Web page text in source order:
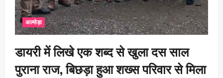
अल्मोड़ा
डायरी में लिखे एक शब्द से खुला दस साल
पुराना राज, बिछड़ा हुआ शख्स परिवार से मिला